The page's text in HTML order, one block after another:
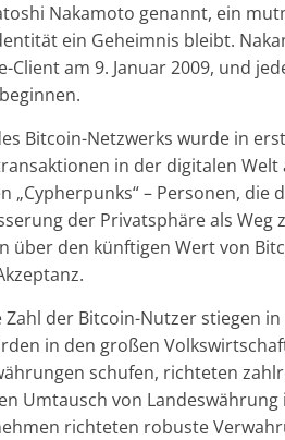
Nakamoto genannt, ein
ein Geheimnis bleibt.
Client am 9. Januar 2009, und
Bitcoin-Netzwerks wurde in
in der digitalen
„Cypherpunks“ – Personen,
der Privatsphäre als
über den künftigen Wert von
der Bitcoin-Nutzer stiegen
in den großen
schufen, richteten
Umtausch von
richteten robuste